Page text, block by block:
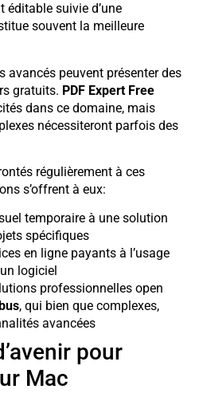
suivie d’une
souvent la meilleure
avancés peuvent présenter des
gratuits. PDF Expert Free
dans ce domaine, mais
nécessiteront parfois des
régulièrement à ces
s’offrent à eux:
temporaire à une solution
spécifiques
en ligne payants à l’usage
logiciel
professionnelles open
, qui bien que complexes,
avancées
pour
Mac